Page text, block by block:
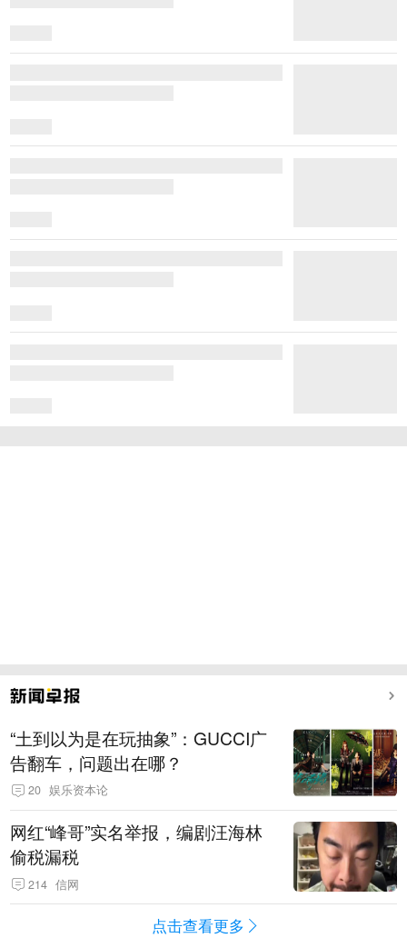
“土到以为是在玩抽象”：GUCCI广
告翻车，问题出在哪？
20 娱乐资本论
网红“峰哥”实名举报，编剧汪海林
偷税漏税
214 信网
点击查看更多